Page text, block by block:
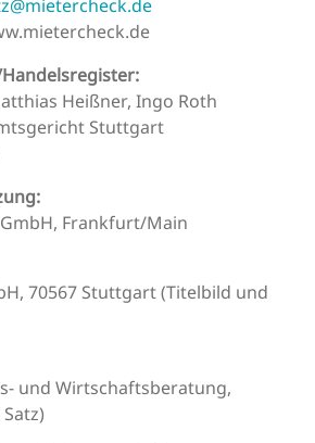
Heißner, Ingo Roth
Stuttgart
Frankfurt/Main
70567 Stuttgart (Titelbild und
und Wirtschaftsberatung,